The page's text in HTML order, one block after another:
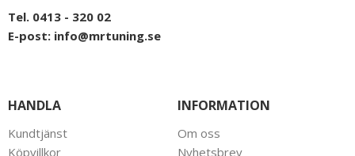
Tel. 0413 - 320 02
E-post: info@mrtuning.se
HANDLA
Kundtjänst
Köpvillkor
INFORMATION
Om oss
Nyhetsbrev